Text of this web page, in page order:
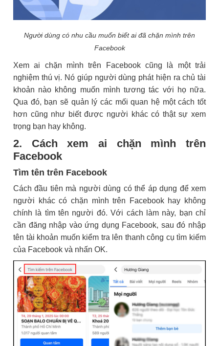
Người dùng có nhu cầu muốn biết ai đã chặn mình trên
Facebook
Xem ai chặn mình trên Facebook cũng là một trải
nghiệm thú vị. Nó giúp người dùng phát hiện ra chủ tài
khoản nào không muốn mình tương tác với họ nữa.
Qua đó, bạn sẽ quản lý các mối quan hệ một cách tốt
hơn cũng như biết được người khác có thật sự xem
trọng bạn hay không.
2. Cách xem ai chặn mình trên
Facebook
Tìm tên trên Facebook
Cách đầu tiên mà người dùng có thể áp dụng để xem
người khác có chặn mình trên Facebook hay không
chính là tìm tên người đó. Với cách làm này, bạn chỉ
cần đăng nhập vào ứng dụng Facebook, sau đó nhập
tên tài khoản muốn kiểm tra lên thanh công cụ tìm kiếm
của Facebook và nhấn OK.